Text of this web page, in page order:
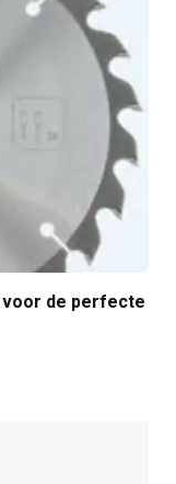
voor de perfecte